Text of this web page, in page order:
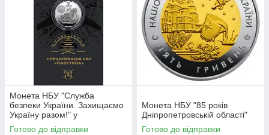
Монета НБУ "Служба
безпеки України. Захищаємо
Україну разом!" у
сувенірному пакованні
Готово до відправки
Монета НБУ "85 років
Дніпропетровській області"
Готово до відправки